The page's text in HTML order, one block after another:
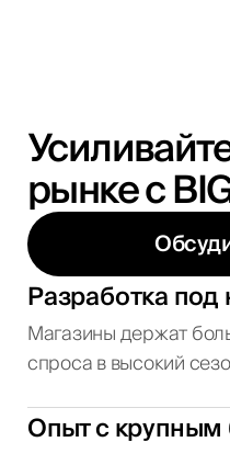
рынке с
Разработка под
Магазины держат
спроса в высокий
Опыт с